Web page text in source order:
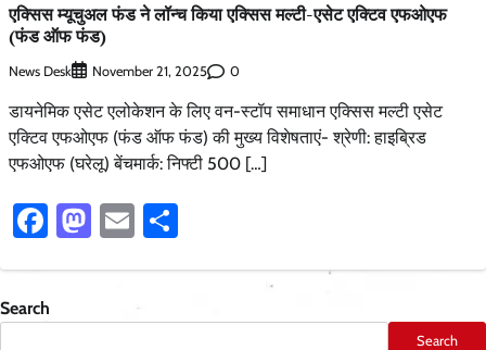
एक्सिस म्यूचुअल फंड ने लॉन्च किया एक्सिस मल्टी-एसेट एक्टिव एफओएफ
(फंड ऑफ फंड)
News Desk November 21, 2025 0
डायनेमिक एसेट एलोकेशन के लिए वन-स्टॉप समाधान एक्सिस मल्टी एसेट
एक्टिव एफओएफ (फंड ऑफ फंड) की मुख्य विशेषताएं- श्रेणी: हाइब्रिड
एफओएफ (घरेलू) बेंचमार्क: निफ्टी 500 […]
Facebook
Mastodon
Email
Search
Search